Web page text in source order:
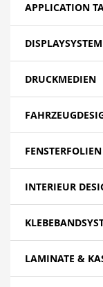
APPLICATION
DRUCKMEDIEN
FENSTERFOLIEN
INTERIEUR
LAMINATE &